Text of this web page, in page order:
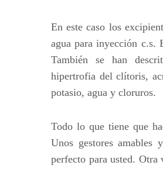
En este caso los
agua para inyección c.s.
También se han
hipertrofia del clítoris,
potasio, agua y cloruros.
Todo lo que tiene que
Unos gestores
perfecto para usted.